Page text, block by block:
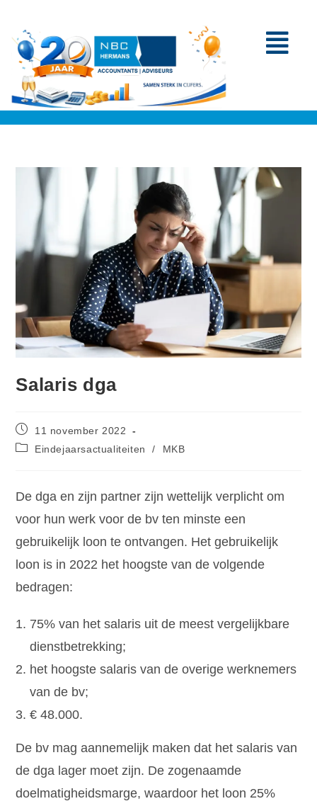
Salaris dga
11 november 2022
Eindejaarsactualiteiten
/ MKB
De dga en zijn partner zijn wettelijk verplicht om
voor hun werk voor de bv ten minste een
gebruikelijk loon te ontvangen. Het gebruikelijk
loon is in 2022 het hoogste van de volgende
bedragen:
75% van het salaris uit de meest vergelijkbare
dienstbetrekking;
het hoogste salaris van de overige werknemers
van de bv;
€ 48.000.
De bv mag aannemelijk maken dat het salaris van
de dga lager moet zijn. De zogenaamde
doelmatigheidsmarge, waardoor het loon 25%